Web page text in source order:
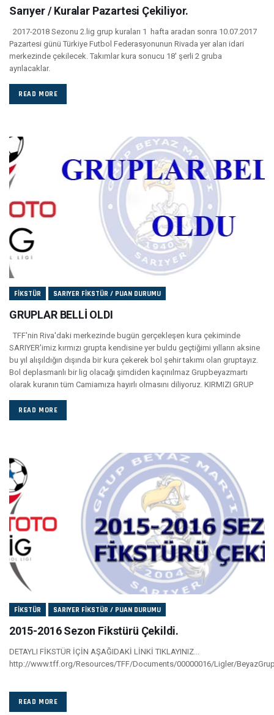
Sarıyer / Kuralar Pazartesi Çekiliyor.
2017-2018 Sezonu 2.lig grup kuraları 1 hafta aradan sonra 10.07.2017
Pazartesi günü Türkiye Futbol Federasyonunun Rivada yer alan idari
merkezinde çekilecek. Takımlar kura sonucu 18' şerli 2 gruba
ayrılacaklar.
READ MORE
FIKSTÜR SARIYER FIKSTÜR / PUAN DURUMU
GRUPLAR BELLİ OLDI
TFF'nin Riva'daki merkezinde bugün gerçekleşen kura çekiminde
SARIYER'imiz kırmızı grupta kendisine yer buldu geçtiğimi yılların aksine
bu yıl alışıldığın dışında bir kura çekerek bol şehir takımı olan gruptayız.
Bol deplasmanlı bir lig olacağı şimdiden kaçınılmaz Grupbeyazmartı
olarak kuranın tüm Camiamıza hayırlı olmasını diliyoruz. KIRMIZI GRUP
READ MORE
FIKSTÜR SARIYER FIKSTÜR / PUAN DURUMU
2015-2016 Sezon Fikstürü Çekildi.
DETAYLI FİKSTÜR İÇİN AŞAĞIDAKİ LİNKİ TIKLAYINIZ...
http://www.tff.org/Resources/TFF/Documents/00000016/Ligler/
READ MORE